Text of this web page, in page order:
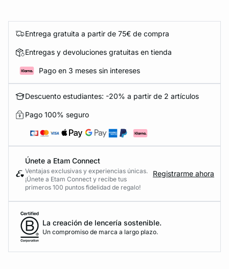
Entrega gratuita a partir de 75€ de compra
Entregas y devoluciones gratuitas en tienda
Pago en 3 meses sin intereses
Descuento estudiantes: -20% a partir de 2 artículos
Pago 100% seguro
Únete a Etam Connect
Ventajas exclusivas y experiencias únicas.
¡Únete a Etam Connect y recibe tus
primeros 100 puntos fidelidad de regalo!
Registrarme ahora
La creación de lencería sostenible.
Un compromiso de marca a largo plazo.